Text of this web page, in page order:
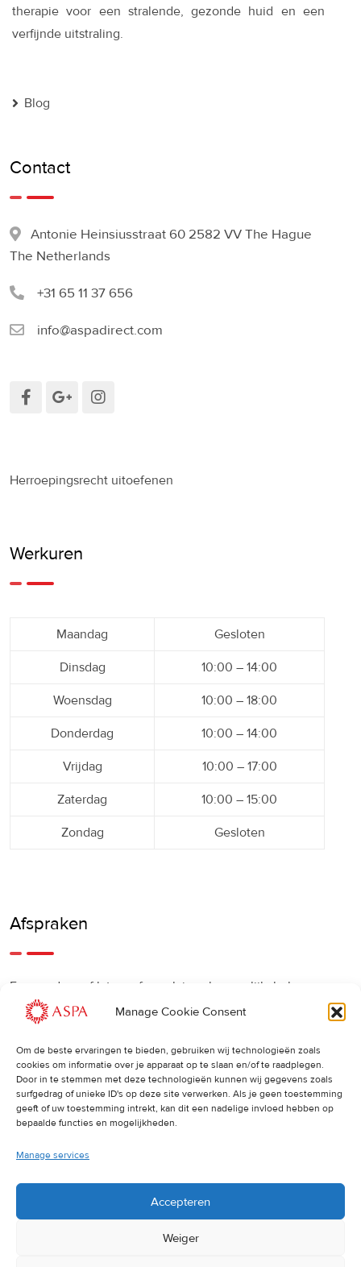
Manage Cookie Consent
Om de beste ervaringen te bieden, gebruiken wij technologieën zoals
cookies om informatie over je apparaat op te slaan en/of te raadplegen.
Door in te stemmen met deze technologieën kunnen wij gegevens zoals
surfgedrag of unieke ID's op deze site verwerken. Als je geen toestemming
geeft of uw toestemming intrekt, kan dit een nadelige invloed hebben op
bepaalde functies en mogelijkheden.
Manage services
Accepteren
Weiger
therapie voor een stralende, gezonde huid en een
verfijnde uitstraling.
Blog
Contact
Antonie Heinsiusstraat 60 2582 VV The Hague
The Netherlands
+31 65 11 37 656
info@aspadirect.com
Herroepingsrecht uitoefenen
Werkuren
Maandag Gesloten
Dinsdag 10:00 – 14:00
Woensdag 10:00 – 18:00
Donderdag 10:00 – 14:00
Vrijdag 10:00 – 17:00
Zaterdag 10:00 – 15:00
Zondag Gesloten
Afspraken
Een eerdere of latere afspraak is ook mogelijk, bel ons
gerust.
Cancellations:
Indien u een afspraak wilt wijzigen of annuleren, vragen wij
u dit 24 uur van tevoren door te geven. Anders worden de